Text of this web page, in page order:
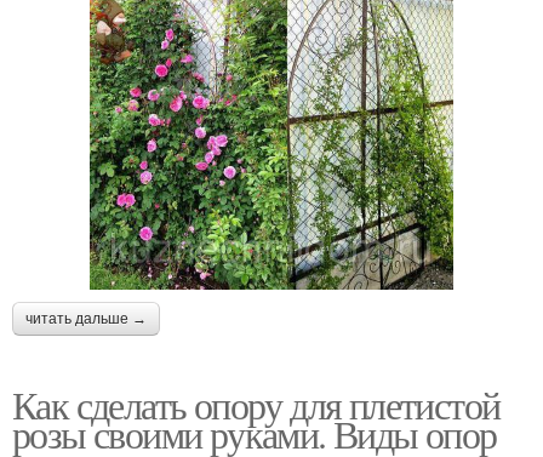
читать дальше →
Как сделать опору для плетистой
розы своими руками. Виды опор